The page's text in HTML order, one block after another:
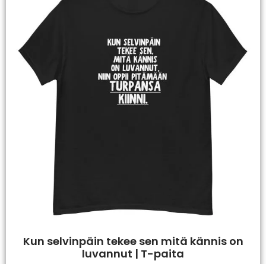
Kun selvinpäin tekee sen mitä kännis on
luvannut | T-paita